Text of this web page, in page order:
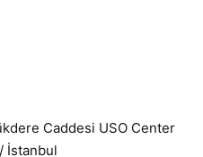
Caddesi USO Center
İstanbul